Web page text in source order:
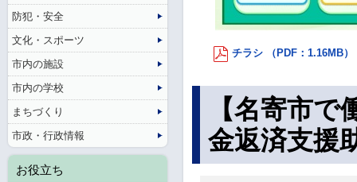
チラシ （PDF：1.16MB）
【名寄市
金返済支援
防犯・安全
文化・スポーツ
市内の施設
市内の学校
まちづくり
市政・行政情報
お役立ち